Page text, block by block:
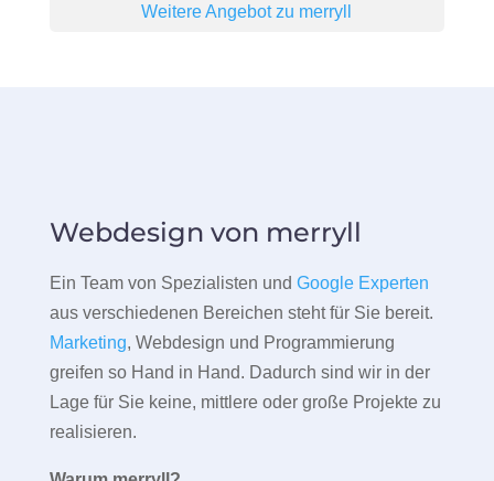
Weitere Angebot zu merryll
Webdesign von merryll
Ein Team von Spezialisten und Google Experten
aus verschiedenen Bereichen steht für Sie bereit.
Marketing, Webdesign und Programmierung
greifen so Hand in Hand. Dadurch sind wir in der
Lage für Sie keine, mittlere oder große Projekte zu
realisieren.